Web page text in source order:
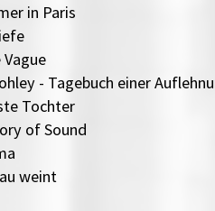
in Paris
- Tagebuch einer
Tochter
of Sound
weint